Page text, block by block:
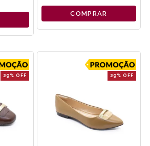
COMPRAR
29% OFF 29% OFF